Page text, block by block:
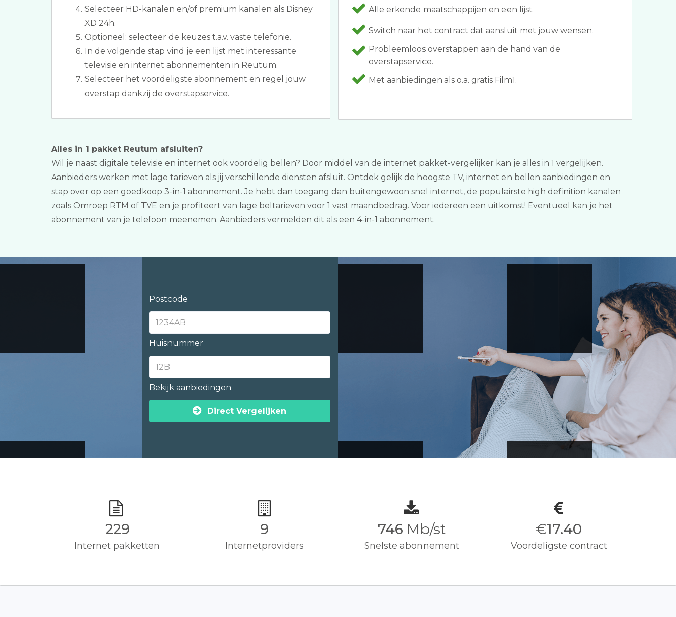
Selecteer HD-kanalen en/of premium kanalen als Disney
XD 24h.
Optioneel: selecteer de keuzes t.a.v. vaste telefonie.
In de volgende stap vind je een lijst met interessante
televisie en internet abonnementen in Reutum.
Selecteer het voordeligste abonnement en regel jouw
overstap dankzij de overstapservice.
Alle erkende maatschappijen en een lijst.
Switch naar het contract dat aansluit met jouw wensen.
Probleemloos overstappen aan de hand van de
overstapservice.
Met aanbiedingen als o.a. gratis Film1.
Alles in 1 pakket Reutum afsluiten?
Wil je naast digitale televisie en internet ook voordelig bellen? Door middel van de internet pakket-vergelijker kan je alles in 1 vergelijken.
Aanbieders werken met lage tarieven als jij verschillende diensten afsluit. Ontdek gelijk de hoogste TV, internet en bellen aanbiedingen en
stap over op een goedkoop 3-in-1 abonnement. Je hebt dan toegang dan buitengewoon snel internet, de populairste high definition kanalen
zoals Omroep RTM of TVE en je profiteert van lage beltarieven voor 1 vast maandbedrag. Voor iedereen een uitkomst! Eventueel kan je het
abonnement van je telefoon meenemen. Aanbieders vermelden dit als een 4-in-1 abonnement.
Postcode
Huisnummer
Bekijk aanbiedingen
Direct Vergelijken
230
Internet pakketten
9
Internetproviders
750 Mb/st
Snelste abonnement
€17.50
Voordeligste contract